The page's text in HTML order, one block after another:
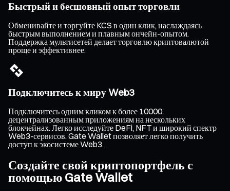
Быстрый и бесшовный опыт торговли
Обменивайте и торгуйте KCS в один клик, наслаждаясь
быстрым выполнением и плавным ончейн-опытом.
Поддержка мультисетей делает торговлю криптовалютой
проще и эффективнее.
Подключитесь к миру Web3
Подключитесь одним кликом к более 10000
децентрализованным приложениям на нескольких
блокчейнах. Легко исследуйте DeFi, NFT и широкий спектр
Web3-сервисов. Gate Wallet позволяет легко получить
доступ к экосистеме Web3.
Создайте свой криптопортфель с
помощью Gate Wallet